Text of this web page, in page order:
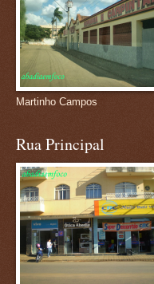
Martinho Campos
Rua Principal